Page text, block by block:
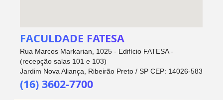
FACULDADE FATESA
Rua Marcos Markarian, 1025 - Edifício FATESA -
(recepção salas 101 e 103)
Jardim Nova Aliança, Ribeirão Preto / SP CEP: 14026-583
(16) 3602-7700